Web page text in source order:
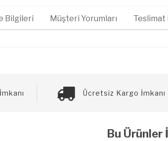
Bilgileri Müşteri Yorumları Teslimat
Ücretsiz Kargo İmkanı
Bu